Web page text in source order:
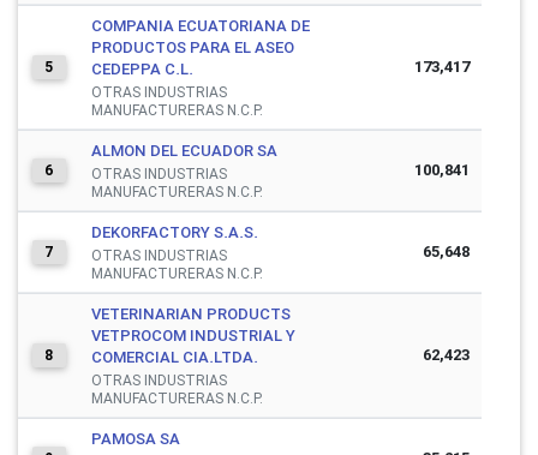
5
COMPANIA ECUATORIANA DE
PRODUCTOS PARA EL ASEO
CEDEPPA C.L.
OTRAS INDUSTRIAS
MANUFACTURERAS N.C.P.
173,417
6
ALMON DEL ECUADOR SA
OTRAS INDUSTRIAS
MANUFACTURERAS N.C.P.
100,841
7
DEKORFACTORY S.A.S.
OTRAS INDUSTRIAS
MANUFACTURERAS N.C.P.
65,648
8
VETERINARIAN PRODUCTS
VETPROCOM INDUSTRIAL Y
COMERCIAL CIA.LTDA.
OTRAS INDUSTRIAS
MANUFACTURERAS N.C.P.
62,423
PAMOSA SA